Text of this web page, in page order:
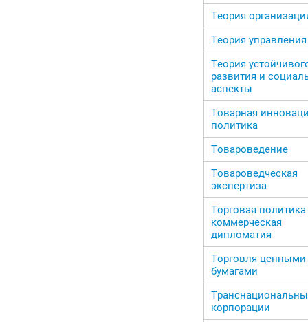
Теория
Теория управления
Теория
развития и
аспекты
Товарная
политика
Товароведение
Товароведческая
экспертиза
Торговая
коммерческая
дипломатия
Торговля ценными
бумагами
корпорации